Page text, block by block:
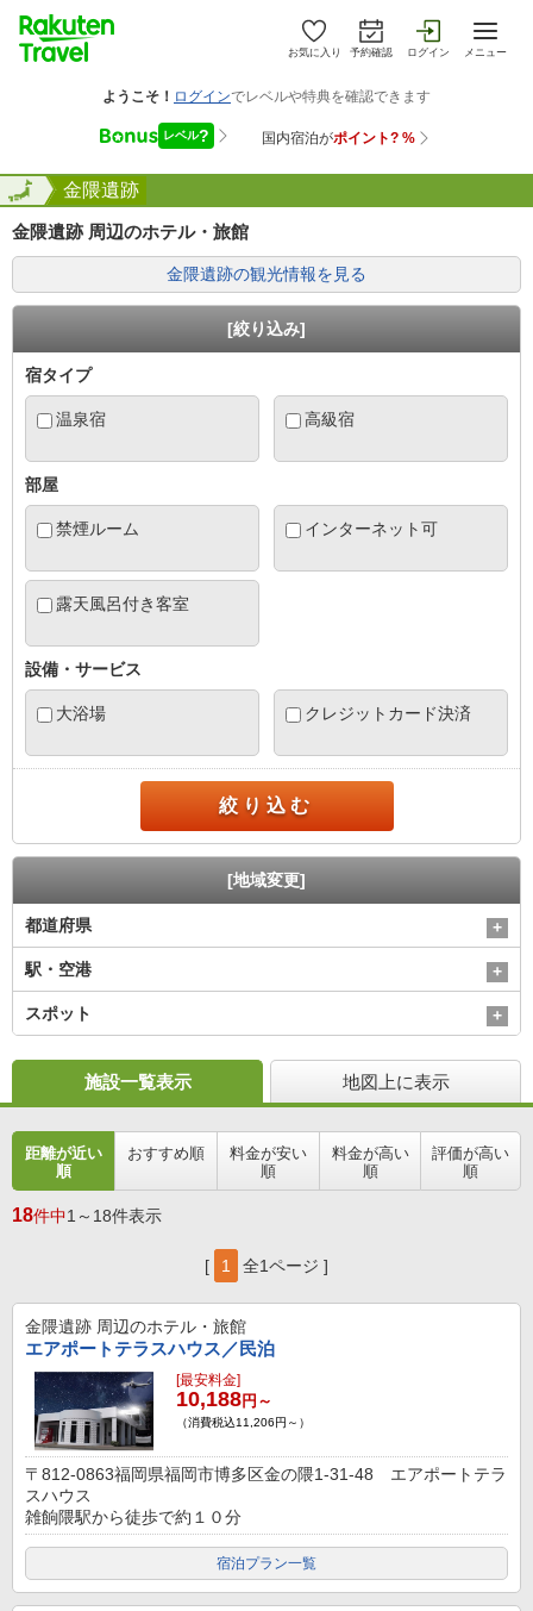
お気に入り 予約確認 ログイン メニュー
県 金隈遺跡
全国
金隈遺跡 周辺のホテル・旅館
金隈遺跡の観光情報を見る
[絞り込み]
宿タイプ
温泉宿 高級宿
部屋
禁煙ルーム インターネット可
露天風呂付き客室
設備・サービス
大浴場 クレジットカード決済
絞り込む
[地域変更]
都道府県
駅・空港
スポット
施設一覧表示 地図上に表示
距離が近い
順
おすすめ順
料金が安い
順
料金が高い
順
評価が高い
順
18件中1～18件表示
[ 1 全1ページ ]
金隈遺跡 周辺のホテル・旅館
エアポートテラスハウス／民泊
[最安料金]
10,188円～
（消費税込11,206円～）
〒812-0863福岡県福岡市博多区金の隈1-31-48 エアポートテラ
スハウス
雑餉隈駅から徒歩で約１０分
宿泊プラン一覧